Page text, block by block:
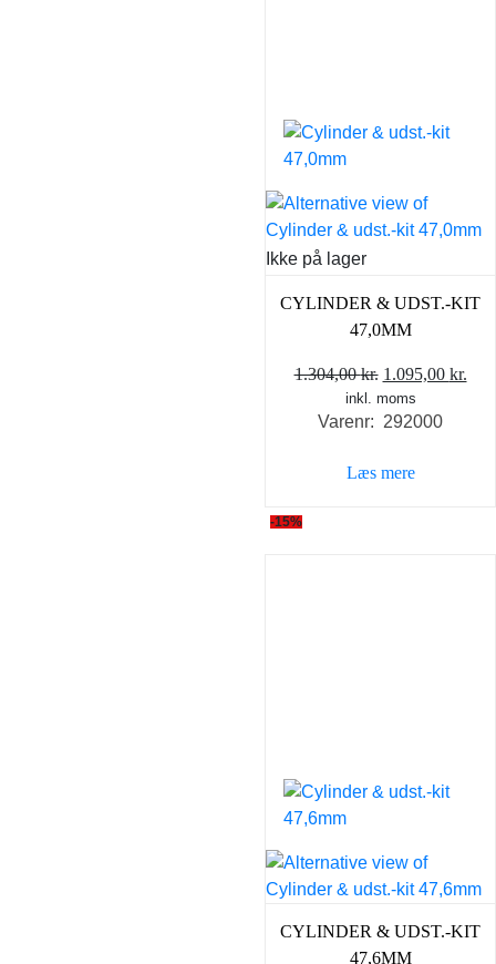
Ikke på lager
CYLINDER & UDST.-KIT
47,0MM
1.304,00kr. Den
oprindelige
pris
1.304,00 kr..
1.095,00 kr.
inkl. moms
Varenr: 292000
Læs mere
-15%
CYLINDER & UDST.-KIT
47,6MM